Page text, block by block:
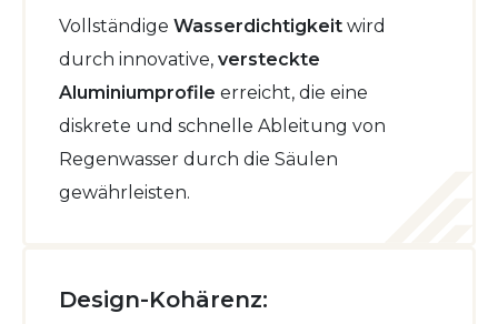
Vollständige Wasserdichtigkeit wird
durch innovative, versteckte
Aluminiumprofile erreicht, die eine
diskrete und schnelle Ableitung von
Regenwasser durch die Säulen
gewährleisten.
Design-Kohärenz: